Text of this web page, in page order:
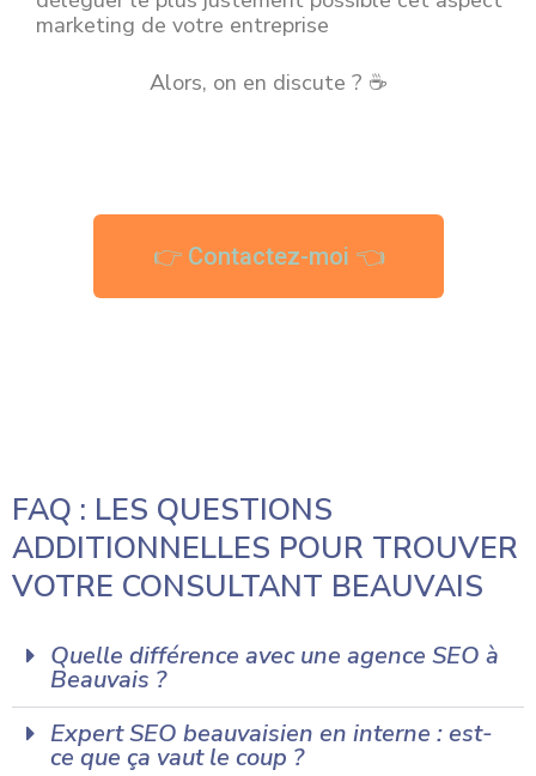
marketing de votre entreprise
Alors, on en discute ? ☕
👉 Contactez-moi 👈
FAQ : LES QUESTIONS
ADDITIONNELLES POUR TROUVER
VOTRE CONSULTANT BEAUVAIS
Quelle différence avec une agence SEO à
Beauvais ?
Expert SEO beauvaisien en interne : est-
ce que ça vaut le coup ?